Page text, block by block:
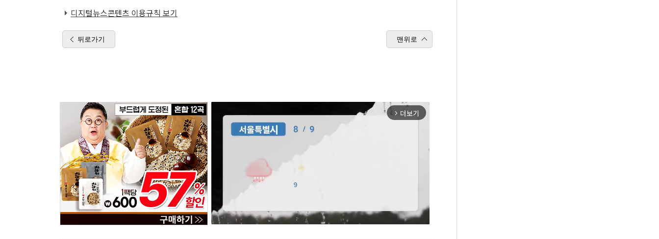
디지털뉴스콘텐츠 이용규칙 보기
뒤로가기 맨위로
arrow_forward_ios 더보기